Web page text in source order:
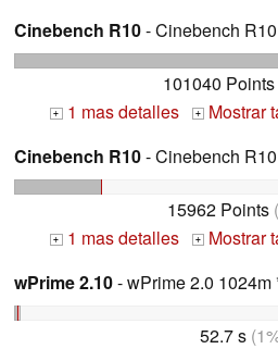
Cinebench R10- Cinebench
101040 Points
+ 1 mas detalles +
Mostrar
Cinebench R10- Cinebench
15962 Points
+ 1 mas detalles +
Mostrar
wPrime 2.10- wPrime 2.0 1024m
52.7 s